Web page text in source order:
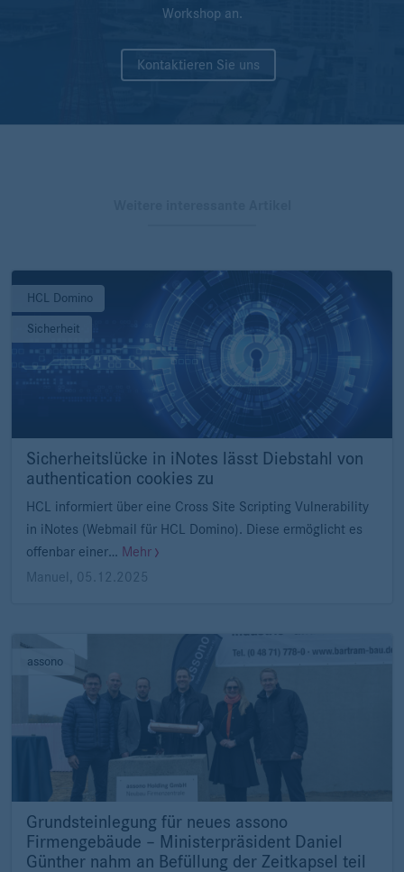
Workshop an.
Kontaktieren Sie uns
HCL Domino
Sicherheit
Sicherheitslücke in iNotes lässt Diebstahl von
authentication cookies zu
HCL informiert über eine Cross Site Scripting Vulnerability
in iNotes (Webmail für HCL Domino). Diese ermöglicht es
offenbar einer… Mehr
Manuel
05.12.2025
assono
Grundsteinlegung für neues assono
Firmengebäude – Ministerpräsident Daniel
Günther nahm an Befüllung der Zeitkapsel teil